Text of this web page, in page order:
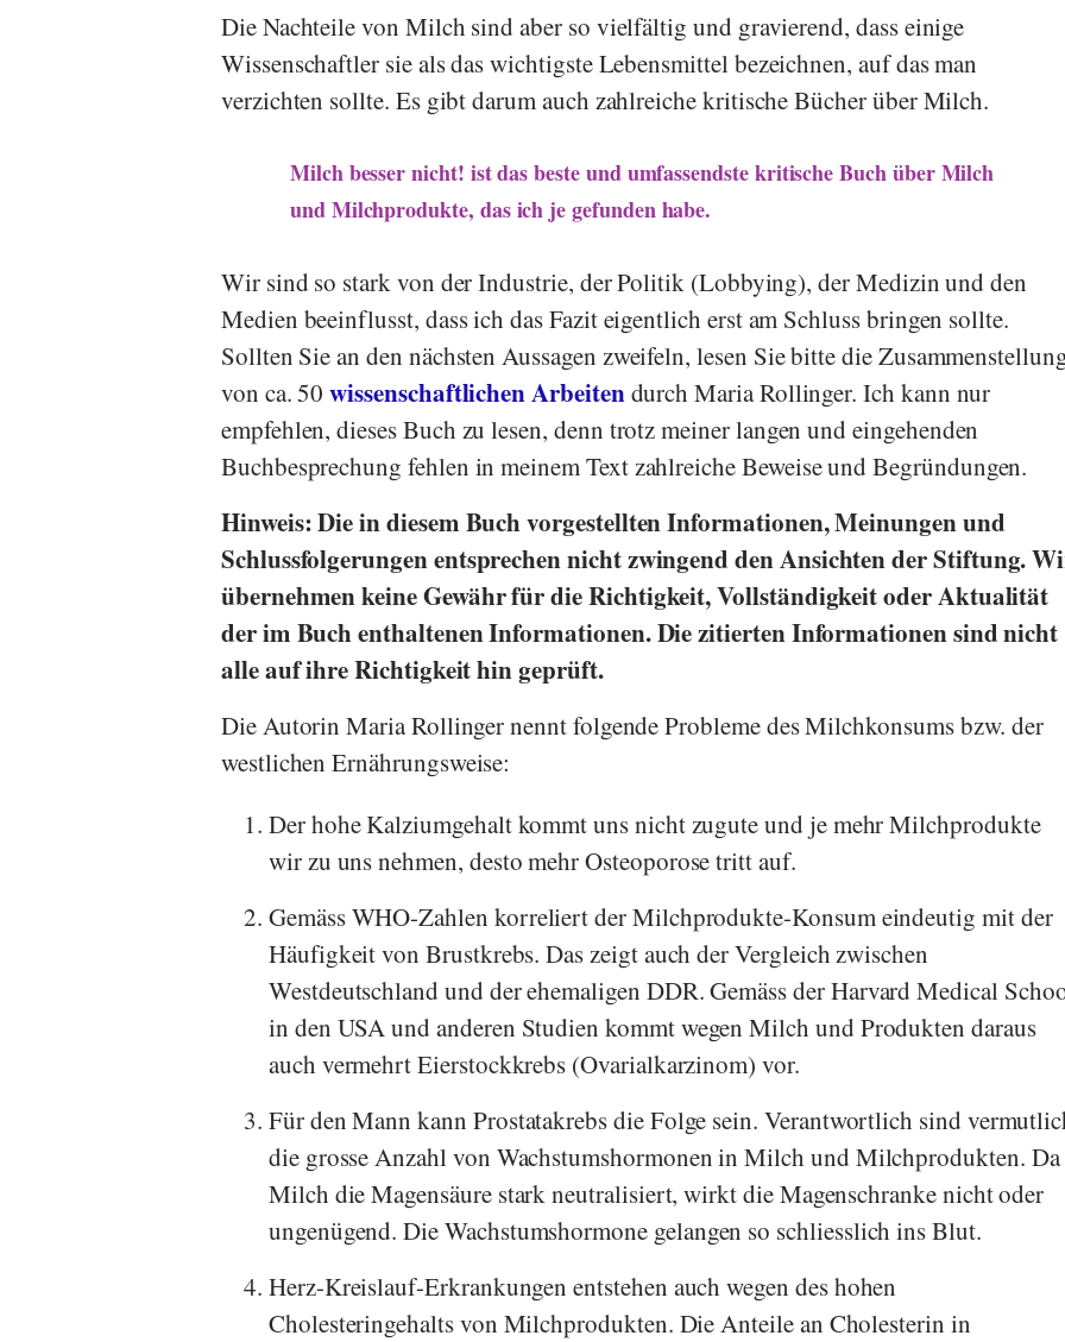
Die Nachteile von Milch sind aber so vielfältig und gravierend, dass einige
Wissenschaftler sie als das wichtigste Lebensmittel bezeichnen, auf das man
verzichten sollte. Es gibt darum auch zahlreiche kritische Bücher über Milch.
Milch besser nicht! ist das beste und umfassendste kritische Buch über Milch
und Milchprodukte, das ich je gefunden habe.
Wir sind so stark von der Industrie, der Politik (Lobbying), der Medizin und den
Medien beeinflusst, dass ich das Fazit eigentlich erst am Schluss bringen sollte.
Sollten Sie an den nächsten Aussagen zweifeln, lesen Sie bitte die
von ca. 50wissenschaftlichen ArbeitendurchMaria Rollinger. Ich kann nur
empfehlen, dieses Buch zu lesen, denn trotz meiner langen und eingehenden
Buchbesprechung fehlen in meinem Text zahlreiche Beweise und Begründungen.
Hinweis: Die in diesem Buch vorgestellten Informationen, Meinungen und
Schlussfolgerungen entsprechen nicht zwingend den Ansichten der Stiftung.
übernehmen keine Gewähr für die Richtigkeit, Vollständigkeit oder Aktualität
der im Buch enthaltenen Informationen. Die zitierten Informationen sind nicht
alle auf ihre Richtigkeit hin geprüft.
Die AutorinMaria Rollingernennt folgende Probleme des Milchkonsums bzw. der
westlichen Ernährungsweise:
Der hohe Kalziumgehalt kommt uns nicht zugute und je mehr Milchprodukte
wir zu uns nehmen, desto mehr Osteoporose tritt auf.
GemässWHO-Zahlen korreliert der Milchprodukte-Konsum eindeutig mit der
Häufigkeit von Brustkrebs. Das zeigt auch der Vergleich zwischen
Westdeutschland und der ehemaligen DDR. Gemäss derHarvard Medical
in den USA und anderen Studien kommt wegen Milch und Produkten daraus
auch vermehrt Eierstockkrebs (Ovarialkarzinom) vor.
Für den Mann kann Prostatakrebs die Folge sein. Verantwortlich sind
die grosse Anzahl von Wachstumshormonen in Milch und Milchprodukten. Da
Milch die Magensäure stark neutralisiert, wirkt die Magenschranke nicht oder
ungenügend. Die Wachstumshormone gelangen so schliesslich ins Blut.
Herz-Kreislauf-Erkrankungen entstehen auch wegen des hohen
Cholesteringehalts von Milchprodukten. Die Anteile an Cholesterin in